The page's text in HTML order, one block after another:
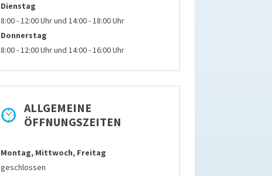
Dienstag
8:00 - 12:00 Uhr und 14:00 - 18:00 Uhr
Donnerstag
8:00 - 12:00 Uhr und 14:00 - 16:00 Uhr
ALLGEMEINE
ÖFFNUNGSZEITEN
Montag, Mittwoch, Freitag
geschlossen